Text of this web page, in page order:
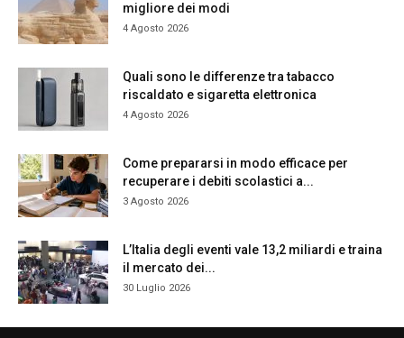
migliore dei modi
4 Agosto 2026
Quali sono le differenze tra tabacco
riscaldato e sigaretta elettronica
4 Agosto 2026
Come prepararsi in modo efficace per
recuperare i debiti scolastici a...
3 Agosto 2026
L’Italia degli eventi vale 13,2 miliardi e traina
il mercato dei...
30 Luglio 2026